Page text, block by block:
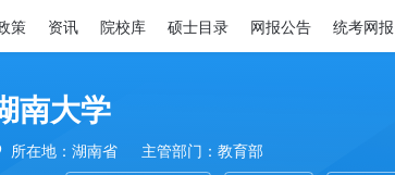
策 资讯 院校库 硕士目录 网报公告 统考网报
南大学
所在地：湖南省
主管部门：教育部